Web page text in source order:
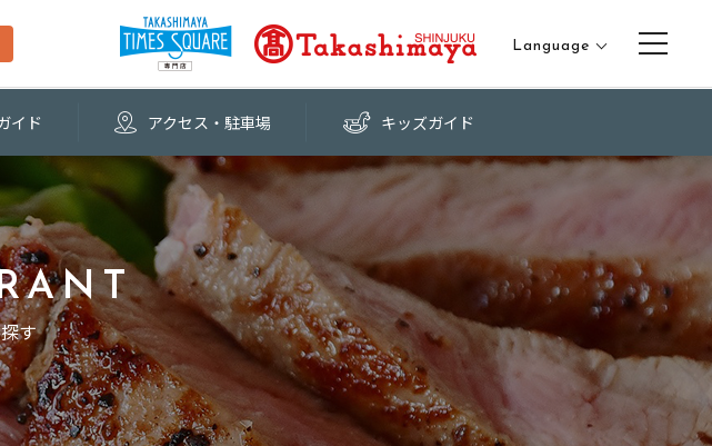
Language
日本語
イド アクセス・駐車場 キッズガイド
す